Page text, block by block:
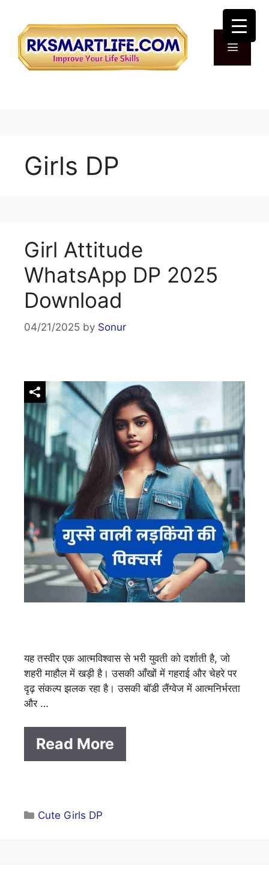
content
Girls DP
Girl Attitude
WhatsApp DP 2025
Download
04/21/2025 by Sonur
यह तस्वीर एक आत्मविश्वास से भरी युवती को दर्शाती है, जो
शहरी माहौल में खड़ी है। उसकी आँखों में गहराई और चेहरे पर
दृढ़ संकल्प झलक रहा है। उसकी बॉडी लैंग्वेज में आत्मनिर्भरता
और …
Read More
Categories
Cute Girls DP